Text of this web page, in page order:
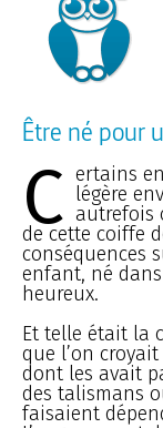
Être né pour
C ertains
légère
autrefois
de cette coiffe
conséquences
enfant, né
heureux.
Et telle était la
que l’on
dont les avait
des talismans
faisaient